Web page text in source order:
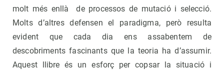
molt més enllà de processos de mutació i selecció.
Molts d’altres defensen el paradigma, però resulta
evident que cada dia ens assabentem de
descobriments fascinants que la teoria ha d’assumir.
Aquest llibre és un esforç per copsar la situació i